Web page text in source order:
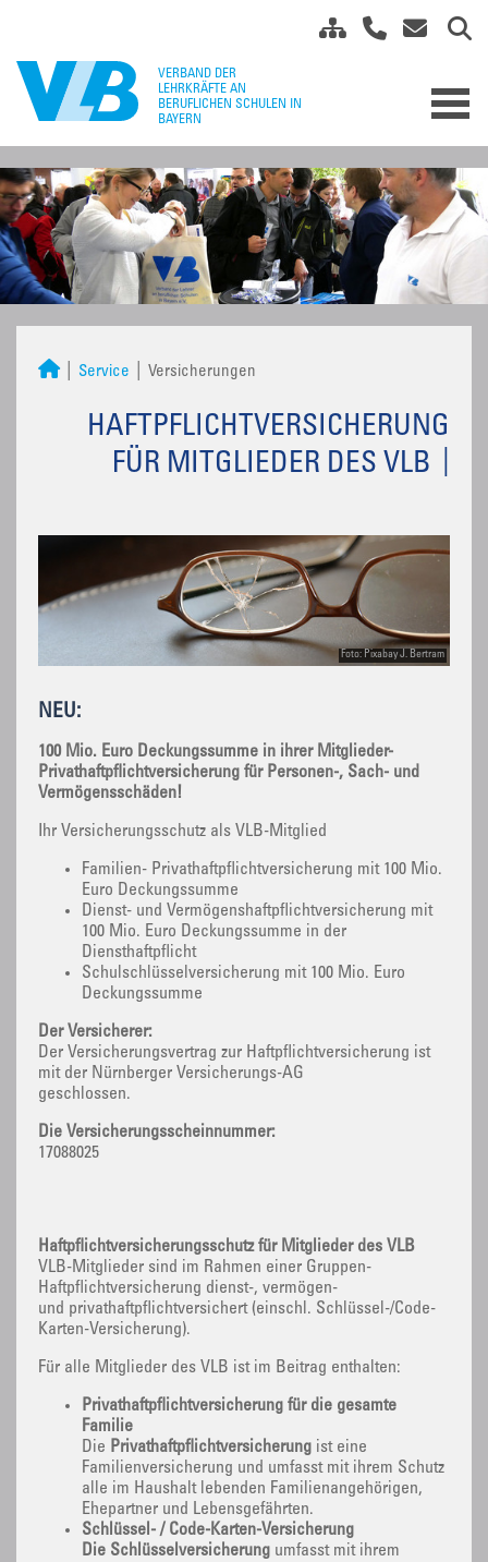
Service Versicherungen
HAFTPFLICHTVERSICHERUNG
FÜR MITGLIEDER DES VLB
Foto: Pixabay J. Bertram
NEU:
100 Mio. Euro Deckungssumme in ihrer Mitglieder-
Privathaftpflichtversicherung für Personen-, Sach- und
Vermögensschäden!
Ihr Versicherungsschutz als VLB-Mitglied
Familien- Privathaftpflichtversicherung mit 100 Mio.
Euro Deckungssumme
Dienst- und Vermögenshaftpflichtversicherung mit
100 Mio. Euro Deckungssumme in der
Diensthaftpflicht
Schulschlüsselversicherung mit 100 Mio. Euro
Deckungssumme
Der Versicherer:
Der Versicherungsvertrag zur Haftpflichtversicherung ist
mit der Nürnberger Versicherungs-AG
geschlossen.
Die Versicherungsscheinnummer:
17088025
Haftpflichtversicherungsschutz für Mitglieder des VLB
VLB-Mitglieder sind im Rahmen einer Gruppen-
Haftpflichtversicherung dienst-, vermögen-
und privathaftpflichtversichert (einschl. Schlüssel-/Code-
Karten-Versicherung).
Für alle Mitglieder des VLB ist im Beitrag enthalten:
Privathaftpflichtversicherung für die gesamte
Familie
Die Privathaftpflichtversicherung ist eine
Familienversicherung und umfasst mit ihrem Schutz
alle im Haushalt lebenden Familienangehörigen,
Ehepartner und Lebensgefährten.
Schlüssel- / Code-Karten-Versicherung
Die Schlüsselversicherung umfasst mit ihrem